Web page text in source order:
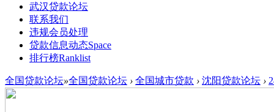
武汉贷款论坛
联系我们
违规会员处理
贷款信息动态Space
排行榜Ranklist
全国贷款论坛»全国贷款论坛 › 全国城市贷款 › 沈阳贷款论坛 ›